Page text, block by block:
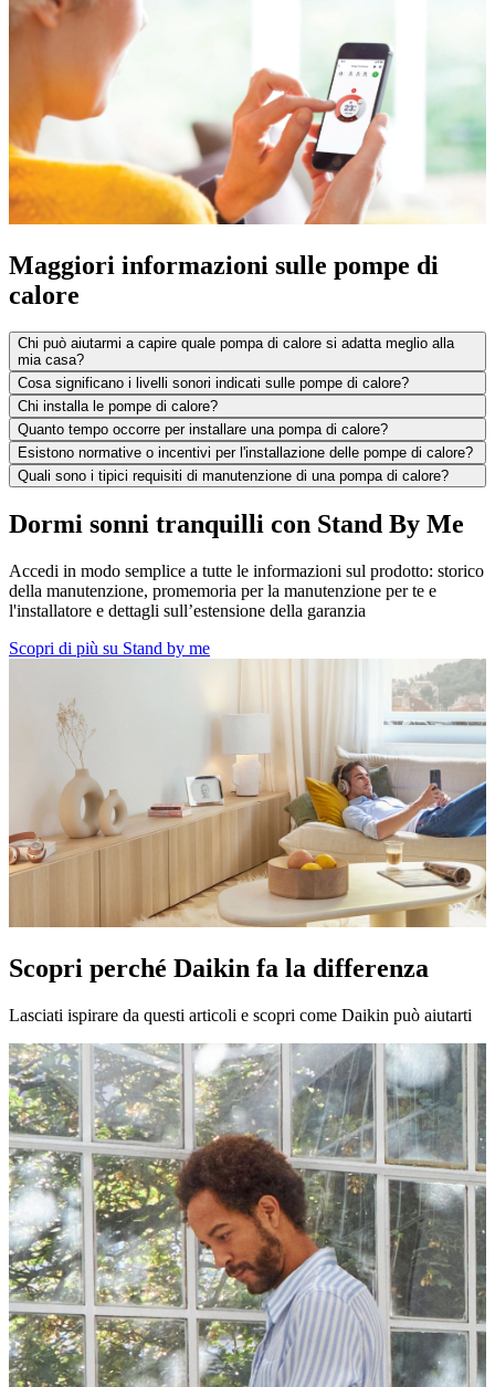
Maggiori informazioni sulle pompe di
calore
Chi può aiutarmi a capire quale pompa di calore si adatta meglio alla
mia casa?
Cosa significano i livelli sonori indicati sulle pompe di calore?
Chi installa le pompe di calore?
Quanto tempo occorre per installare una pompa di calore?
Esistono normative o incentivi per l'installazione delle pompe di calore?
Quali sono i tipici requisiti di manutenzione di una pompa di calore?
Dormi sonni tranquilli con Stand By Me
Accedi in modo semplice a tutte le informazioni sul prodotto: storico
della manutenzione, promemoria per la manutenzione per te e
l'installatore e dettagli sull’estensione della garanzia
Scopri di più su Stand by me
Scopri perché Daikin fa la differenza
Lasciati ispirare da questi articoli e scopri come Daikin può aiutarti